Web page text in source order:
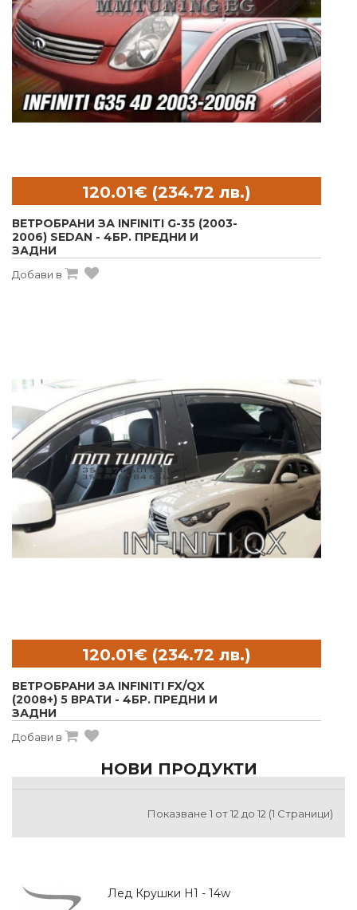
ВЕТРОБРАНИ ЗА INFINITI G-35 (2003-
2006) SEDAN - 4БР. ПРЕДНИ И
ЗАДНИ
Добави в
ВЕТРОБРАНИ ЗА INFINITI FX/QX
(2008+) 5 ВРАТИ - 4БР. ПРЕДНИ И
ЗАДНИ
Добави в
Показване 1 от 12 до 12 (1 Страници)
НОВИ ПРОДУКТИ
Прагове За Mercedes W222 S-Class